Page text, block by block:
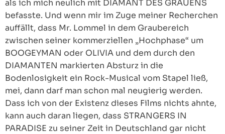
als ich mich neulich mit DIAMANT DES GRAUENS
befasste. Und wenn mir im Zuge meiner Recherchen
auffällt, dass Mr. Lommel in dem Graubereich
zwischen seiner kommerziellen „Hochphase“ um
BOOGEYMAN oder OLIVIA und dem durch den
DIAMANTEN markierten Absturz in die
Bodenlosigkeit ein Rock-Musical vom Stapel ließ,
mei, dann darf man schon mal neugierig werden.
Dass ich von der Existenz dieses Films nichts ahnte,
kann auch daran liegen, dass STRANGERS IN
PARADISE zu seiner Zeit in Deutschland gar nicht